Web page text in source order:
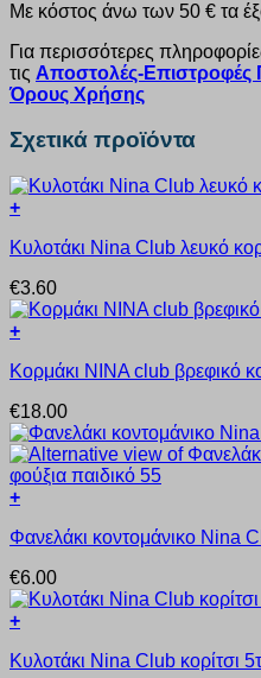
Με κόστος άνω των 50 € τα
Για περισσότερες
τις Αποστολές-Επιστροφές
Όρους Χρήσης
Σχετικά προϊόντα
+
το
έχει
πολλαπλές
παραλλαγές.
επιλογές
να
επιλεγούν
στη
σελίδα
του
προϊόντος
Κυλοτάκι Nina Club λευκό
€3.60
+
το
έχει
πολλαπλές
παραλλαγές.
Οι
επιλογές
να
στη
σελίδα
του
προϊόντος
Κορμάκι ΝΙΝΑ club βρεφικό
€18.00
+
το
έχει
πολλαπλές
παραλλαγές.
επιλογές
Φανελάκι κοντομάνικο Nina
€6.00
+
το
Κυλοτάκι Nina Club κορίτσι